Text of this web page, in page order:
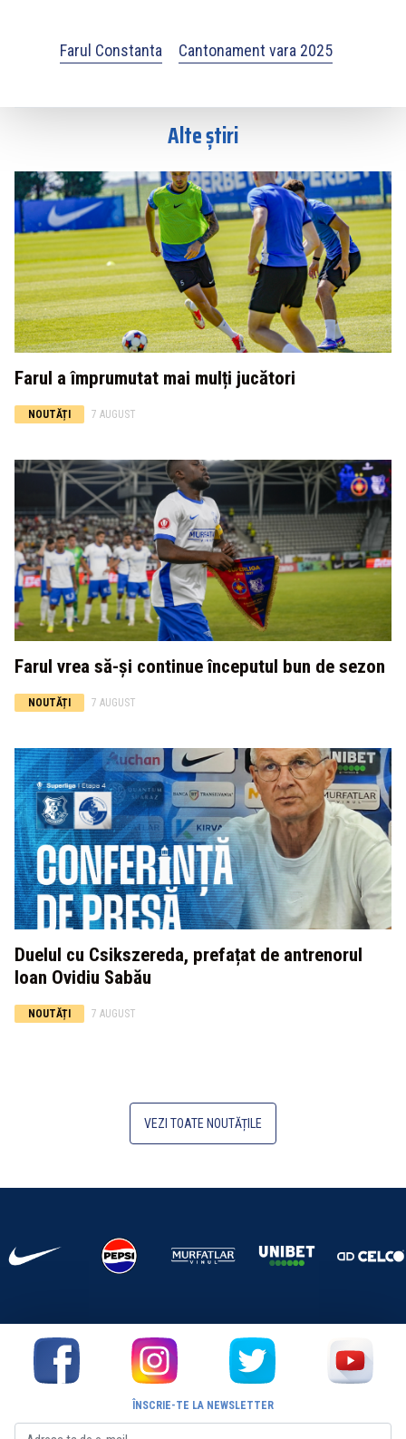
Farul Constanta Cantonament vara 2025
Alte știri
Farul a împrumutat mai mulți jucători
NOUTĂȚI 7 AUGUST
Farul vrea să-și continue începutul bun de sezon
NOUTĂȚI 7 AUGUST
Duelul cu Csikszereda, prefațat de antrenorul
Ioan Ovidiu Sabău
NOUTĂȚI 7 AUGUST
VEZI TOATE NOUTĂȚILE
ÎNSCRIE-TE LA NEWSLETTER